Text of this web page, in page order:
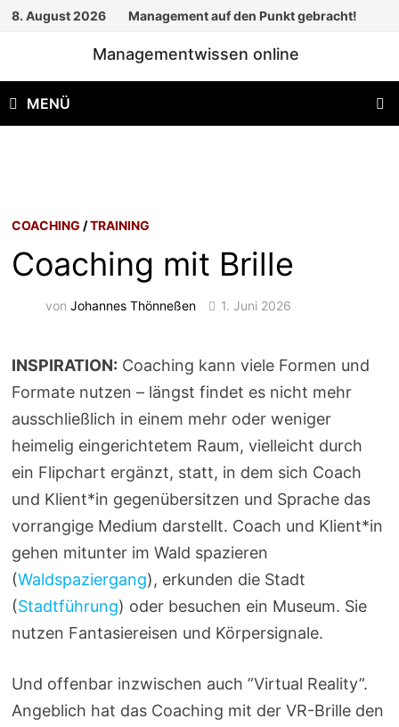
Zum
8. August 2026 Management auf den Punkt gebracht!
Managementwissen online
MENÜ
COACHING /TRAINING
Coaching mit Brille
vonJohannes Thönneßen 1. Juni 2026
INSPIRATION: Coaching kann viele Formen und
Formate nutzen – längst findet es nicht mehr
ausschließlich in einem mehr oder weniger
heimelig eingerichtetem Raum, vielleicht durch
ein Flipchart ergänzt, statt, in dem sich Coach
und Klient*in gegenübersitzen und Sprache das
vorrangige Medium darstellt. Coach und Klient*in
gehen mitunter im Wald spazieren
(Waldspaziergang), erkunden die Stadt
(Stadtführung) oder besuchen ein Museum. Sie
nutzen Fantasiereisen und Körpersignale.
Und offenbar inzwischen auch ”Virtual Reality”.
Angeblich hat das Coaching mit der VR-Brille den